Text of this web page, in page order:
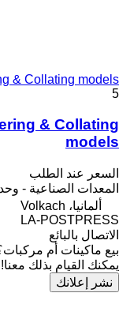
& Collating models
5
& Collating
models
السعر عند الطلب
المعدات الصناعية -
ألمانيا، Volkach
LA-POSTPRESS
الاتصال بالبائع
بيع ماكينات أم
يمكنك القيام بذلك معنا!
نشر إعلانك